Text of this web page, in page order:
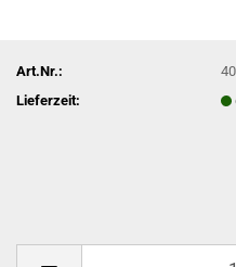
Art.Nr.:
Lieferzeit: